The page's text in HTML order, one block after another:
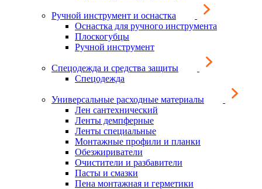
Ручной инструмент и оснастка
Оснастка для ручного инструмента
Плоскогубцы
Ручной инструмент
Спецодежда и средства защиты
Спецодежда
Универсальные расходные материалы
Лен сантехнический
Ленты демпферные
Ленты специальные
Монтажные профили и планки
Обезжириватели
Очистители и разбавители
Пасты и смазки
Пена монтажная и герметики